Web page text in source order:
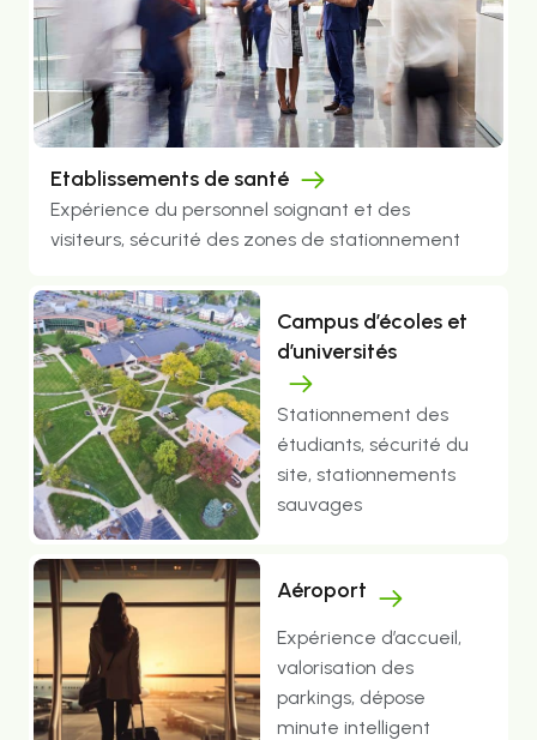
Etablissements de santé
Expérience du personnel soignant et des
visiteurs, sécurité des zones de stationnement
Campus d’écoles et
d’universités
Stationnement des
étudiants, sécurité du
site, stationnements
sauvages
Aéroport
Expérience d’accueil,
valorisation des
parkings, dépose
minute intelligent